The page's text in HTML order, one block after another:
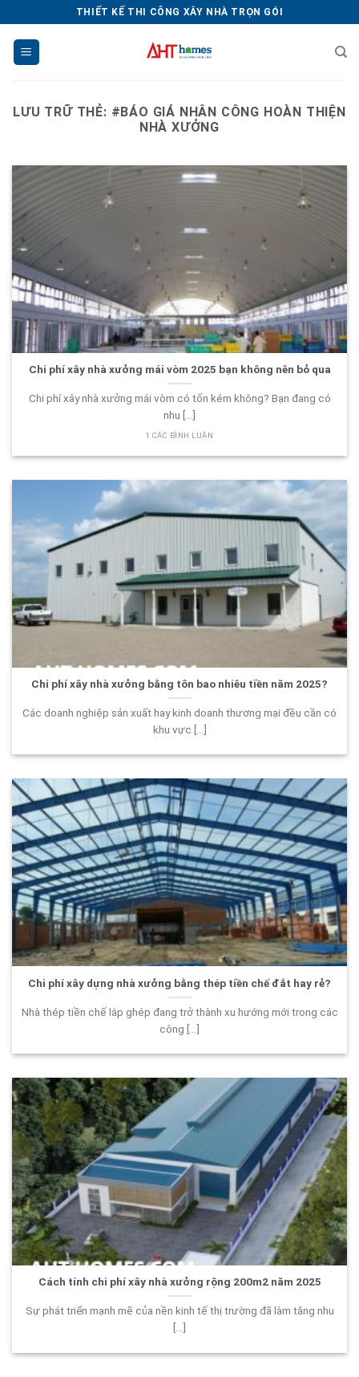
dung
THIẾT KẾ THI CÔNG XÂY NHÀ TRỌN GÓI
LƯU TRỮ THẺ: #BÁO GIÁ NHÂN CÔNG HOÀN THIỆN
NHÀ XƯỞNG
Chi phí xây nhà xưởng mái vòm 2025 bạn không nên bỏ qua
Chi phí xây nhà xưởng mái vòm có tốn kém không? Bạn đang có
nhu [...]
1 CÁC BÌNH LUẬN
Chi phí xây nhà xưởng bằng tôn bao nhiêu tiền năm 2025?
Các doanh nghiệp sản xuất hay kinh doanh thương mại đều cần có
khu vực [...]
Chi phí xây dựng nhà xưởng bằng thép tiền chế đắt hay rẻ?
Nhà thép tiền chế lắp ghép đang trở thành xu hướng mới trong các
công [...]
Cách tính chi phí xây nhà xưởng rộng 200m2 năm 2025
Sự phát triển mạnh mẽ của nền kinh tế thị trường đã làm tăng nhu
[...]